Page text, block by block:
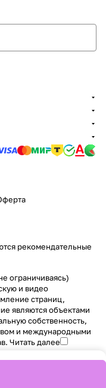
рекомендательные
ограничиваясь)
и видео
страниц,
являются объектами
собственность,
и международными
Читать далее